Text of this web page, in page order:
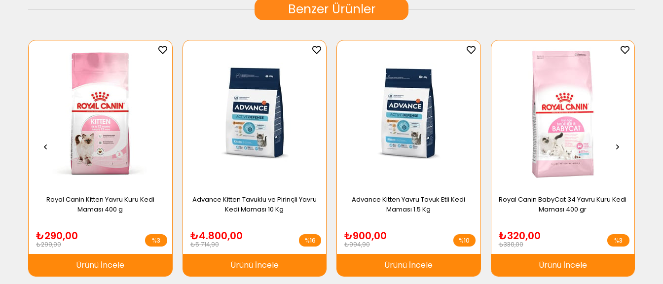
Benzer Ürünler
Royal Canin Kitten Yavru Kuru Kedi
Maması 400 g
₺290,00
₺299,90
Ürünü İncele
%3
Advance Kitten Tavuklu ve Pirinçli Yavru
Kedi Maması 10 Kg
₺4.800,00
₺5.714,90
Ürünü İncele
%16
Advance Kitten Yavru Tavuk Etli Kedi
Maması 1.5 Kg
₺900,00
₺994,90
Ürünü İncele
%10
Royal Canin BabyCat 34 Yavru Kuru Kedi
Maması 400 gr
₺320,00
₺330,00
Ürünü İncele
%3